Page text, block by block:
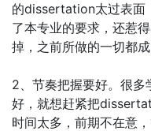
的dissertation太过表面
了本专业的要求，还惹
掉，之前所做的一切都成
2、节奏把握要好。很
好，就想赶紧把
时间太多，前期不在意